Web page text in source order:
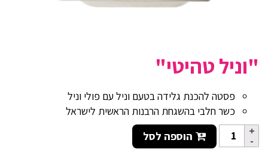
"וניל טהיטי"
פסטה להכנת גלידה בטעם וניל עם פולי וניל
כשר חלבי בהשגחת הרבנות הראשית לישראל
הוספה לסל